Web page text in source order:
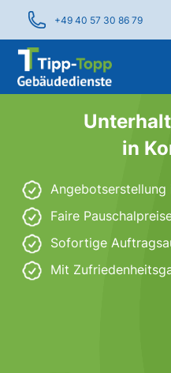
+49 40 57 30 86 79
in
Faire
Sofortige
Mit